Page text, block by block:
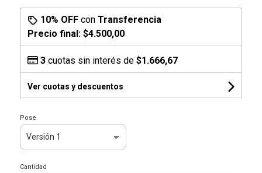
10% OFFcon Transferencia
Precio final: $4.500,00
3cuotas sin interés de $1.666,67
Ver cuotas y descuentos
Pose
Cantidad